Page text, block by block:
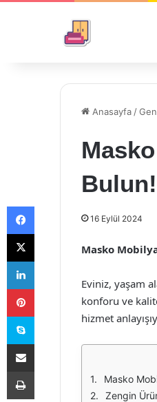
Anasayfa /
Bulun!
16 Eylül 2024
Masko
Eviniz, yaşam
konforu ve
hizmet
Masko
Zengin
Facebook
X
LinkedIn
Pinterest
Skype
E-Posta ile paylaş